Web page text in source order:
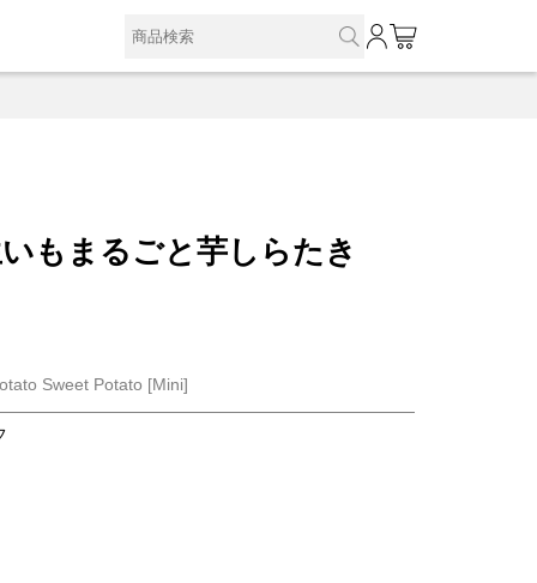
もまるごと芋しらたき
Sweet Potato [Mini]